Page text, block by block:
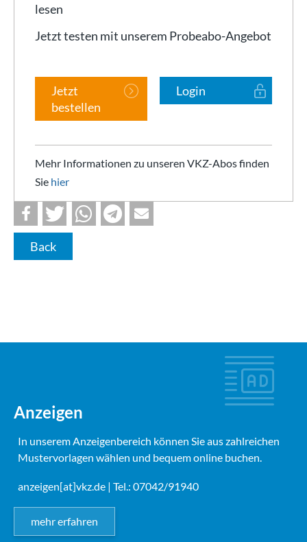
lesen
Jetzt testen mit unserem Probeabo-Angebot
Jetzt
bestellen
Login
Mehr Informationen zu unseren VKZ-Abos finden
Sie hier
Back
Anzeigen
In unserem Anzeigenbereich können Sie aus zahlreichen
Mustervorlagen wählen und bequem online buchen.
anzeigen[at]vkz.de | Tel.: 07042/91940
mehr erfahren